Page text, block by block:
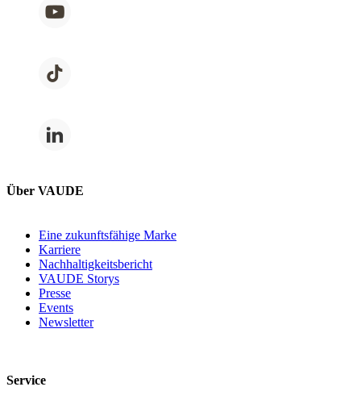
Über VAUDE
Eine zukunftsfähige Marke
Karriere
Nachhaltigkeitsbericht
VAUDE Storys
Presse
Events
Newsletter
Service